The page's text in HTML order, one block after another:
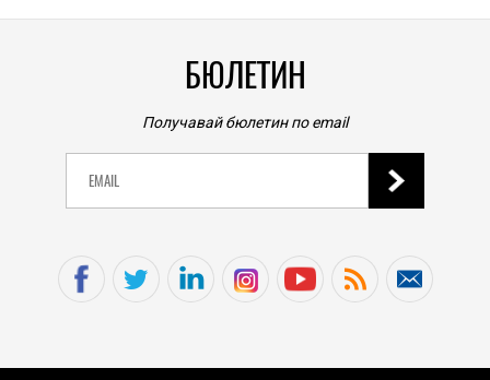
БЮЛЕТИН
Получавай бюлетин по email